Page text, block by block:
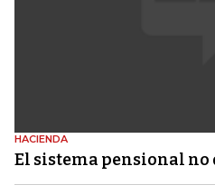
HACIENDA
El sistema pensional no